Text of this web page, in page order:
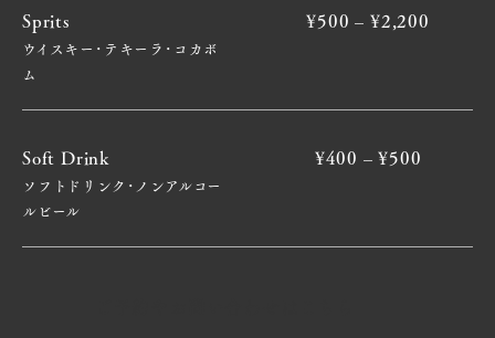
Sprits
ウイスキー･テキーラ･コカボ
ム
¥500 – ¥2,200
Soft Drink
ソフトドリンク･ノンアルコー
ルビール
¥400 – ¥500